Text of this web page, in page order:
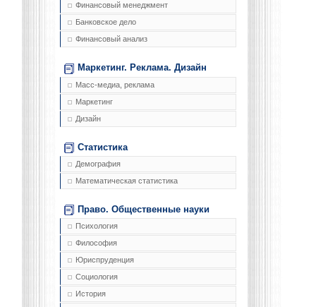
Финансовый менеджмент
Банковское дело
Финансовый анализ
Маркетинг. Реклама. Дизайн
Масс-медиа, реклама
Маркетинг
Дизайн
Статистика
Демография
Математическая статистика
Право. Общественные науки
Психология
Философия
Юриспруденция
Социология
История